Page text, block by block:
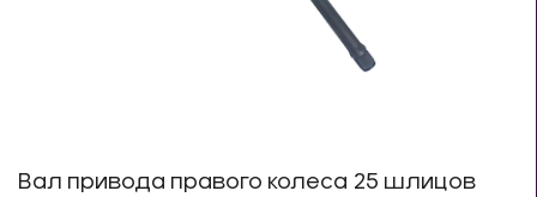
Вал привода правого колеса 25 шлицов